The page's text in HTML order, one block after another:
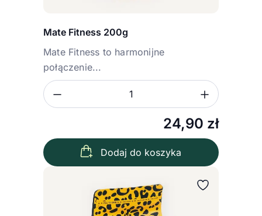
Mate Fitness 200g
Mate Fitness to harmonijne
połączenie...
24,90 zł
Zmniejsz ilość
Dodaj do koszyka